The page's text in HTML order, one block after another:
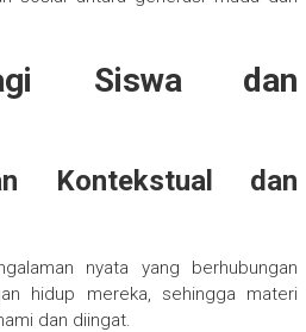
Siswa dan
Kontekstual dan
nyata yang berhubungan
hidup mereka, sehingga materi
dan diingat.